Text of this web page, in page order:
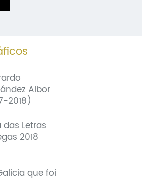
Albor
2018)
das Letras
2018
que foi